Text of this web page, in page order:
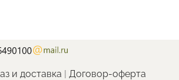
и доставка | Договор-оферта